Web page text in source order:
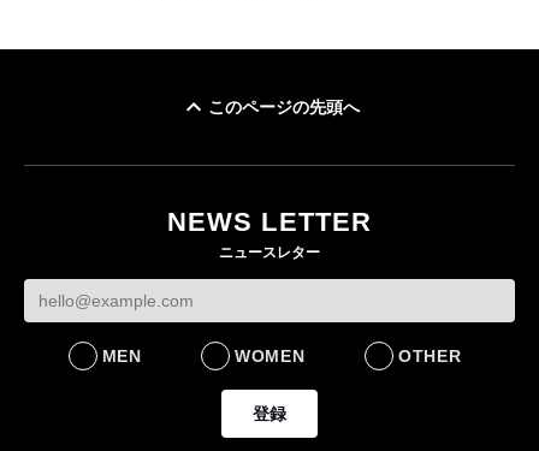
このページの先頭へ
NEWS LETTER
ニュースレター
MEN WOMEN OTHER
登録